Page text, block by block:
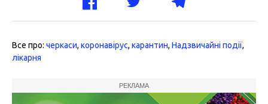
Все про: черкаси, коронавірус, карантин, Надзвичайні події,
лікарня
РЕКЛАМА